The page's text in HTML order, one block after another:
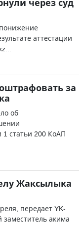
через суд
понижение
аттестации
за
об
статьи 200 КоАП
Жаксылыка
передает YK-
заместитель акима